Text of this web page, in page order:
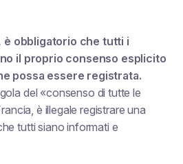
è obbligatorio che tutti i
il proprio consenso esplicito
possa essere registrata.
del «consenso di tutte le
è illegale registrare una
tutti siano informati e